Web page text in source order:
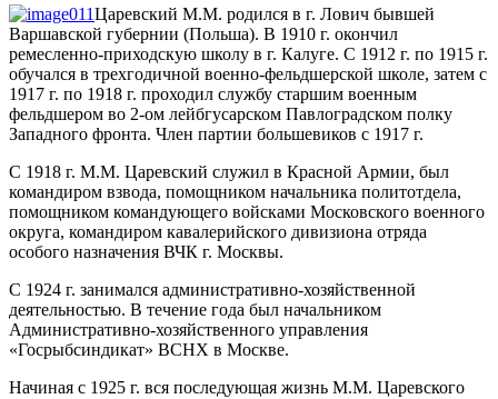
Царевский М.М. родился в г. Лович бывшей
Варшавской губернии (Польша). В 1910 г. окончил
ремесленно-приходскую школу в г. Калуге. С 1912 г. по 1915 г.
обучался в трехгодичной военно-фельдшерской школе, затем с
1917 г. по 1918 г. проходил службу старшим военным
фельдшером во 2-ом лейбгусарском Павлоградском полку
Западного фронта. Член партии большевиков с 1917 г.
С 1918 г. М.М. Царевский служил в Красной Армии, был
командиром взвода, помощником начальника политотдела,
помощником командующего войсками Московского военного
округа, командиром кавалерийского дивизиона отряда
особого назначения ВЧК г. Москвы.
С 1924 г. занимался административно-хозяйственной
деятельностью. В течение года был начальником
Административно-хозяйственного управления
«Госрыбсиндикат» ВСНХ в Москве.
Начиная с 1925 г. вся последующая жизнь М.М. Царевского